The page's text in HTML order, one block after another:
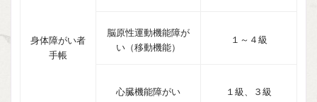
身体障がい者
手帳
脳原性運動機能障が
い（移動機能）
１～４級
心臓機能障がい １級、３級